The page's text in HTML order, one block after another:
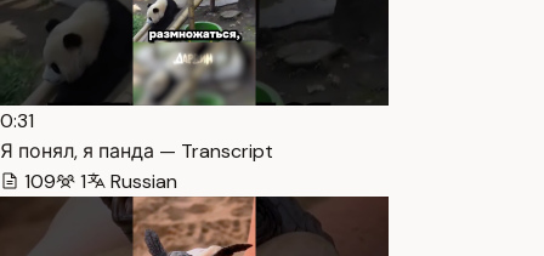
0:31
Я понял, я панда — Transcript
109
1 Russian